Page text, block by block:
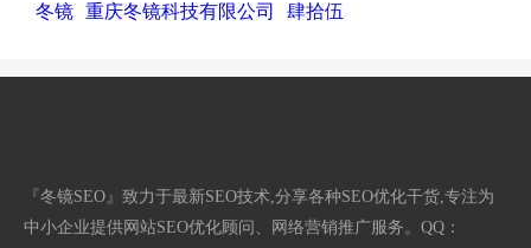
冬镜 重庆冬镜科技有限公司 肆拾伍
『冬镜SEO』致力于最新SEO技术,分享各种SEO优化干货,专注为
中小企业提供网站SEO优化顾问、网络营销推广服务。QQ：